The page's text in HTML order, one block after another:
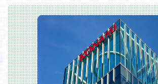
【社員同士の交流・割引制度につ
・部活動補助金（ゲーム部・ダー
スケ部・軽音部など）
・社員超会（全社員参加で開催す
イベントです！）
・C＆E感謝の集い（月に一度、開
入社した社員（クリエイター＆エ
ア）を集めて交流パーティーを行
・全国40カ所にある保養施設、
・豊島区ワーク・ライフ・バラン
定企業（第13期）
【出社体制について】
参画するプロジェクトにより異な
が、全社員の70％が週１回以上リ
での勤務を行っています。
【スキルアップ支援】
技術や知識を増やすための制度が
います。
頂き、1つの会社だけでは実現で
彩なスキルやノウハウを身に付け
エクストリームってどんな会社？
エクストリームは2005年の創業以
貫してクリエイターやエンジニア
ジタル人材が活躍できる事業を多
開してきました。ゲーム開発・運
リ開発、WEBサービス開発、ク
ラットフォームなど事業領域もど